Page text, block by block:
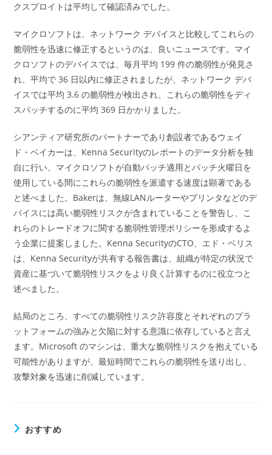
クスプロイトは平均して確認済みでした。
マイクロソフトは、ネットワーク デバイスと比較してこれらの
脆弱性を迅速に修正するというのは、良いニュースです。マイ
クロソフトのデバイスでは、毎月平均 199 件の脆弱性が発見さ
れ、平均で 36 日以内に修正されましたが、ネットワーク デバ
イスでは平均 3.6 の脆弱性が検出され、これらの脆弱性をディ
スパッチするのに平均 369 日かかりました。
シアンティア研究所のパートナーであり創設者であるウェイ
ド・ベイカーは、Kenna Securityのレポートのデータ分析を独
自に行い、マイクロソフトが自動パッチ適用とパッチ火曜日を
使用している間にこれらの脆弱性を派遣する速度は顕著である
と述べました。Bakerは、無線LANルーターやプリンタなどのデ
バイスには高い脆弱性リスクが含まれていることを警告し、こ
れらのトレードオフに関する脆弱性管理ポリシーを形成するよ
う企業に提案しました。Kenna SecurityのCTO、エド・ベリス
は、Kenna Securityが共有する報告書は、組織が特定の状況で
資産に基づいて脆弱性リスクをより良く計算するのに役立つと
述べました。
結局のところ、すべての脆弱性リスク許容度とそれぞれのプラ
ットフォームの強みと欠陥に対する意識に依存していると言え
ます。Microsoft のマシンは、重大な脆弱性リスクを抱えている
可能性がありますが、最短時間でこれらの脆弱性を送り出し、
攻撃対象を迅速に削減しています。
おすすめ